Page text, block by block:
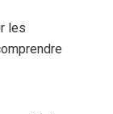
les